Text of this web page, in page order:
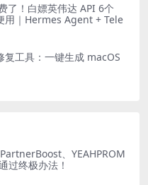
了！白嫖英伟达 API 6个
用｜Hermes Agent + Tele
复工具：一键生成 macOS
、YEAHPROM
过终极办法！